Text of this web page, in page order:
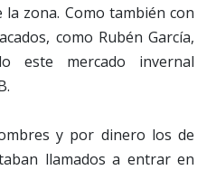
zona. Como también con
como Rubén García,
este mercado invernal
y por dinero los de
llamados a entrar en